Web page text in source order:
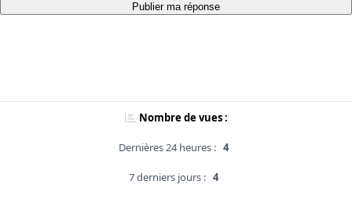
Publier ma réponse
Nombre de vues :
Dernières 24 heures : 4
7 derniers jours : 4